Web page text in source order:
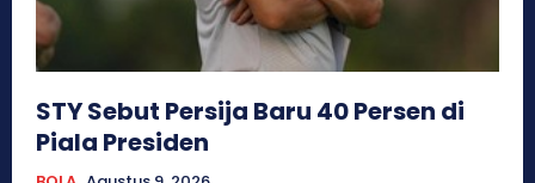
STY Sebut Persija Baru 40 Persen di
Piala Presiden